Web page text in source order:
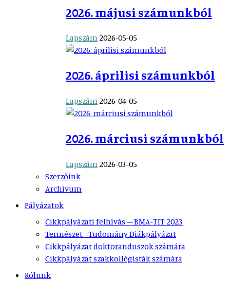
2026. májusi számunkból
Lapszám2026-05-05
2026. áprilisi számunkból
Lapszám2026-04-05
2026. márciusi számunkból
Lapszám2026-03-05
Szerzőink
Archívum
Pályázatok
Cikkpályázati felhívás – BMA-TIT 2023
Természet–Tudomány Diákpályázat
Cikkpályázat doktoranduszok számára
Cikkpályázat szakkollégisták számára
Rólunk